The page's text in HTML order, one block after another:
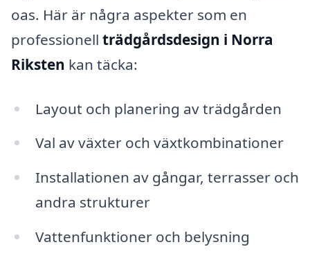
oas. Här är några aspekter som en
professionell trädgårdsdesign i Norra
Riksten kan täcka:
Layout och planering av trädgården
Val av växter och växtkombinationer
Installationen av gångar, terrasser och
andra strukturer
Vattenfunktioner och belysning